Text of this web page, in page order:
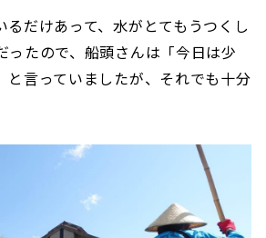
るだけあって、水がとてもうつくし
ったので、船頭さんは「今日は少
と言っていましたが、それでも十分